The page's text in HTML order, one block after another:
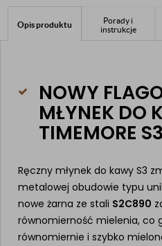
Opis produktu
Porady i
instrukcje
NOWY
MŁYNEK DO
TIMEMORE S3
Ręczny młynek do kawy S3
metalowej obudowie typu
nowe żarna ze stali S2C890
równomierność mielenia, co
równomiernie i szybko